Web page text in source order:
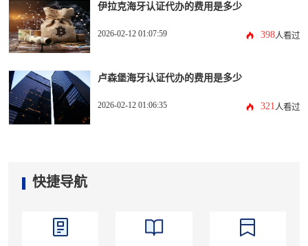
伊拉克海牙认证代办的费用是多少
2026-02-12 01:07:59 398人看过
卢森堡海牙认证代办的费用是多少
2026-02-12 01:06:35 321人看过
快捷导航